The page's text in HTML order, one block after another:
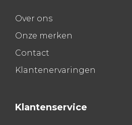
Over ons
Onze merken
Contact
Klantenervaringen
Klantenservice